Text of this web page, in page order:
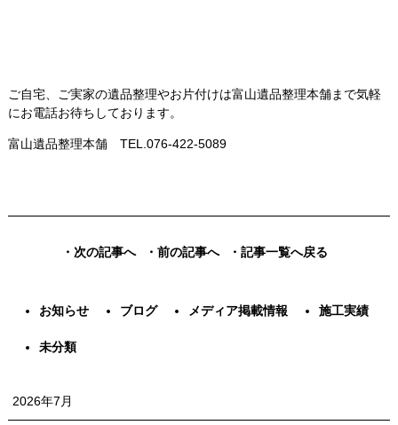
ご自宅、ご実家の遺品整理やお片付けは富山遺品整理本舗まで気軽
にお電話お待ちしております。
富山遺品整理本舗 TEL.076-422-5089
・次の記事へ ・前の記事へ ・記事一覧へ戻る
お知らせ ブログ メディア掲載情報 施工実績
未分類
2026年7月